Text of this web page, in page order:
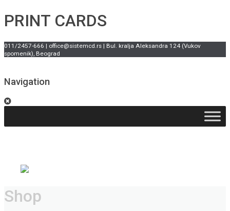
PRINT CARDS
011/2457-666 | office@sistemcd.rs | Bul. kralja Aleksandra 124 (Vukov
spomenik), Beograd
Navigation
Shop